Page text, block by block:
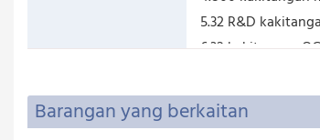
5.32 R&D
6.32 kakitangan QC
Barangan yang berkaitan